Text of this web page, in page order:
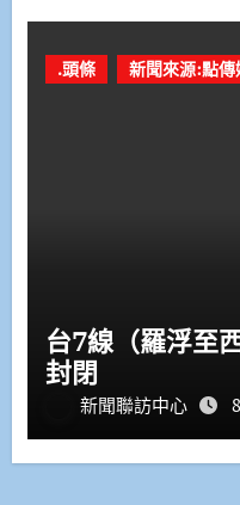
.頭條 新聞來源:點傳
台7線（羅浮至
封閉
新聞聯訪中心